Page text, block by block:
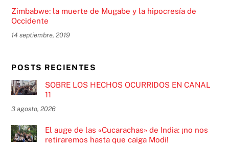
Zimbabwe: la muerte de Mugabe y la hipocresía de
Occidente
14 septiembre, 2019
POSTS RECIENTES
SOBRE LOS HECHOS OCURRIDOS EN CANAL
11
3 agosto, 2026
El auge de las «Cucarachas» de India: ¡no nos
retiraremos hasta que caiga Modi!